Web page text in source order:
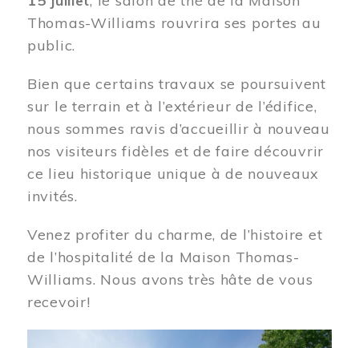
Thomas-Williams rouvrira ses portes au
public.
Bien que certains travaux se poursuivent
sur le terrain et à l’extérieur de l’édifice,
nous sommes ravis d’accueillir à nouveau
nos visiteurs fidèles et de faire découvrir
ce lieu historique unique à de nouveaux
invités.
Venez profiter du charme, de l’histoire et
de l’hospitalité de la Maison Thomas-
Williams. Nous avons très hâte de vous
recevoir!